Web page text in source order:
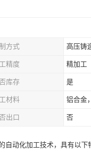
方式 高压铸
精度 精加工
库存 是
材料 铝合金
出口 否
自动化加工技术，具有以下